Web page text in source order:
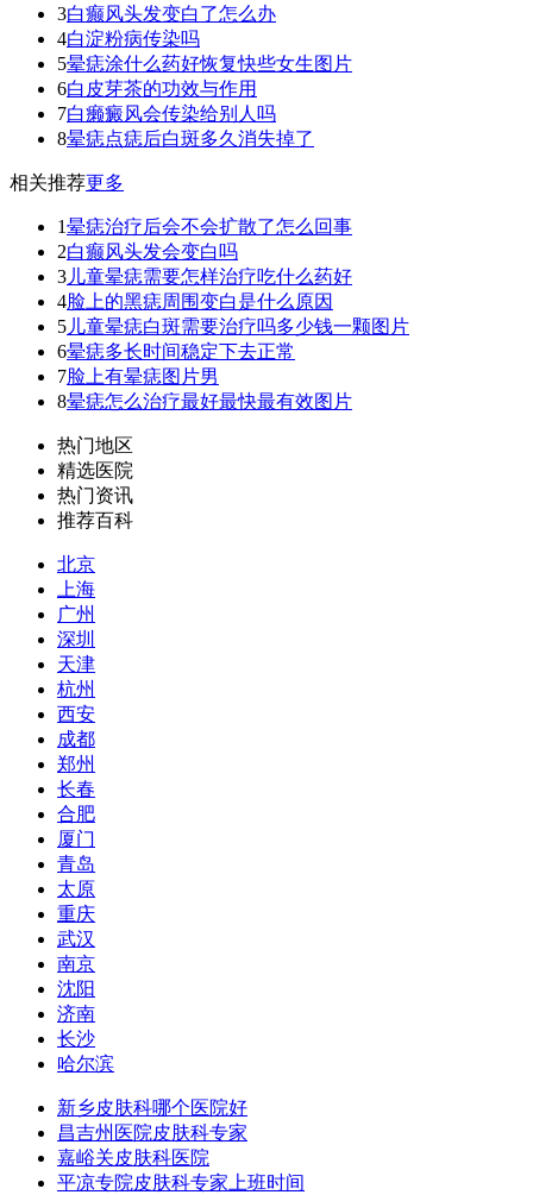
3白癫风头发变白了怎么办
4白淀粉病传染吗
5晕痣涂什么药好恢复快些女生图片
6白皮芽茶的功效与作用
7白癞癜风会传染给别人吗
8晕痣点痣后白斑多久消失掉了
相关推荐更多
1晕痣治疗后会不会扩散了怎么回事
2白癫风头发会变白吗
3 儿童晕痣需要怎样治疗吃什么药好
4脸上的黑痣周围变白是什么原因
5 儿童晕痣白斑需要治疗吗多少钱一颗图片
6晕痣多长时间稳定下去正常
7脸上有晕痣图片男
8晕痣怎么治疗最好最快最有效图片
热门地区
精选医院
热门资讯
推荐百科
北京
上海
广州
深圳
天津
杭州
西安
成都
郑州
长春
合肥
厦门
青岛
太原
重庆
武汉
南京
沈阳
济南
长沙
哈尔滨
新乡皮肤科哪个医院好
昌吉州医院皮肤科专家
嘉峪关皮肤科医院
平凉专院皮肤科专家上班时间